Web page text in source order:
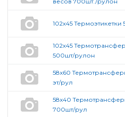
102х45
102х45
500шт/рулон
58х60
эт/рул
58х40
700шт/рул